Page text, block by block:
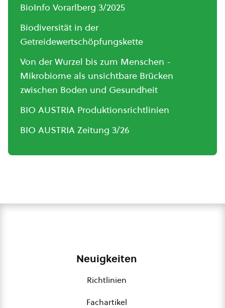
BioInfo Vorarlberg 3/2025
Biodiversität in der
Getreidewertschöpfungskette
Von der Wurzel bis zum Menschen -
Mikrobiome als unsichtbare Brücken
zwischen Boden und Gesundheit
BIO AUSTRIA Produktionsrichtlinien
BIO AUSTRIA Zeitung 3/26
Neuigkeiten
Richtlinien
Fachartikel